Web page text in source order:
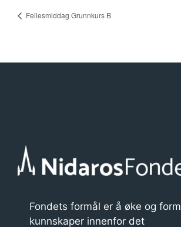
Fellesmiddag Grunnkurs B
Fondets formål er å øke og
kunnskaper innenfor det